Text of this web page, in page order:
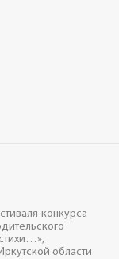
конкурса
области